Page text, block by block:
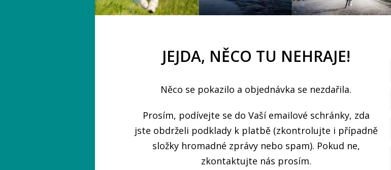
JEJDA, NĚCO TU NEHRAJE!
Něco se pokazilo a objednávka se nezdařila.
Prosím, podívejte se do Vaší emailové schránky, zda
jste obdrželi podklady k platbě (zkontrolujte i případně
složky hromadné zprávy nebo spam). Pokud ne,
zkontaktujte nás prosím.